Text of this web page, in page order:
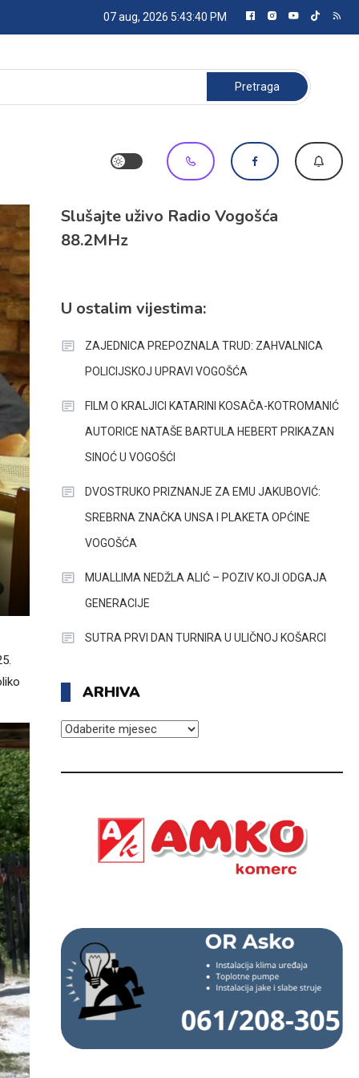
07 aug, 2026 5:43:41 PM
Pretraga:
Slušajte uživo Radio Vogošća
88.2MHz
U ostalim vijestima:
ZAJEDNICA PREPOZNALA TRUD: ZAHVALNICA
POLICIJSKOJ UPRAVI VOGOŠĆA
FILM O KRALJICI KATARINI KOSAČA-KOTROMANIĆ
AUTORICE NATAŠE BARTULA HEBERT PRIKAZAN
SINOĆ U VOGOŠĆI
DVOSTRUKO PRIZNANJE ZA EMU JAKUBOVIĆ:
SREBRNA ZNAČKA UNSA I PLAKETA OPĆINE
VOGOŠĆA
MUALLIMA NEDŽLA ALIĆ – POZIV KOJI ODGAJA
GENERACIJE
SUTRA PRVI DAN TURNIRA U ULIČNOJ KOŠARCI
ARHIVA
ARHIVA